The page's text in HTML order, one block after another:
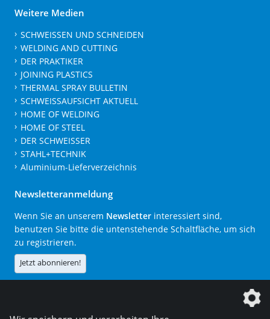
Weitere Medien
SCHWEISSEN UND SCHNEIDEN
WELDING AND CUTTING
DER PRAKTIKER
JOINING PLASTICS
THERMAL SPRAY BULLETIN
SCHWEISSAUFSICHT AKTUELL
HOME OF WELDING
HOME OF STEEL
DER SCHWEISSER
STAHL+TECHNIK
Aluminium-Lieferverzeichnis
Newsletteranmeldung
Wenn Sie an unserem Newsletter interessiert sind,
benutzen Sie bitte die untenstehende Schaltfläche, um sich
zu registrieren.
Jetzt abonnieren!
Die DVS Media GmbH ist ein Unternehmen der